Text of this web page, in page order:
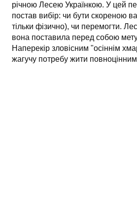
річною Лесею Україн­кою. У цей
постав вибір: чи бути скореною
тільки фізично), чи перемогти.
вона поставила перед собою
Наперекір зловісним "осіннім
жагучу потребу жити